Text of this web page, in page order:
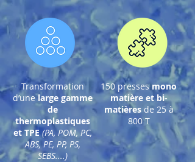
Transformation
d’unelarge gamme
de
thermoplastiques
et TPE (PA, POM, PC,
ABS, PE, PP, PS,
SEBS....)
150 pressesmono
matière et bi-
matièresde 25 à
800 T